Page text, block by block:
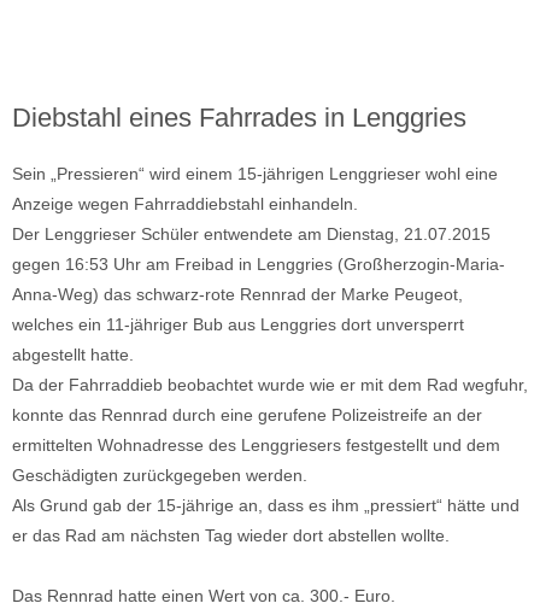
Diebstahl eines Fahrrades in Lenggries
Sein „Pressieren“ wird einem 15-jährigen Lenggrieser wohl eine
Anzeige wegen Fahrraddiebstahl einhandeln.
Der Lenggrieser Schüler entwendete am Dienstag, 21.07.2015
gegen 16:53 Uhr am Freibad in Lenggries (Großherzogin-Maria-
Anna-Weg) das schwarz-rote Rennrad der Marke Peugeot,
welches ein 11-jähriger Bub aus Lenggries dort unversperrt
abgestellt hatte.
Da der Fahrraddieb beobachtet wurde wie er mit dem Rad wegfuhr,
konnte das Rennrad durch eine gerufene Polizeistreife an der
ermittelten Wohnadresse des Lenggriesers festgestellt und dem
Geschädigten zurückgegeben werden.
Als Grund gab der 15-jährige an, dass es ihm „pressiert“ hätte und
er das Rad am nächsten Tag wieder dort abstellen wollte.
Das Rennrad hatte einen Wert von ca. 300.- Euro.